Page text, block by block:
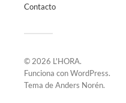
Contacto
© 2026 L'HORA.
Funciona conWordPress.
Tema deAnders Norén.